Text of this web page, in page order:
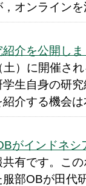
オンライン
介を公開し
）に開催さ
生自身の研
介する機会
がインドネ
有です。こ
部OBが田代